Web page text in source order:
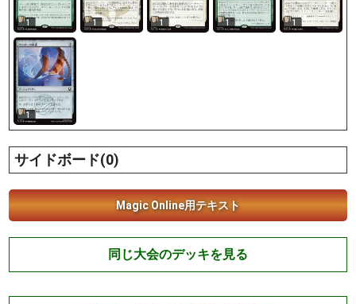
1 1 1 1 1
1
サイドボード(0)
Magic Online用テキスト
同じ大会のデッキを見る